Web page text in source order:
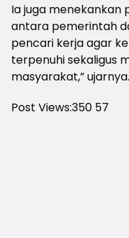
Ia juga menekankan
antara pemerintah
pencari kerja agar
terpenuhi sekaligus
masyarakat,”
Post Views:350 57